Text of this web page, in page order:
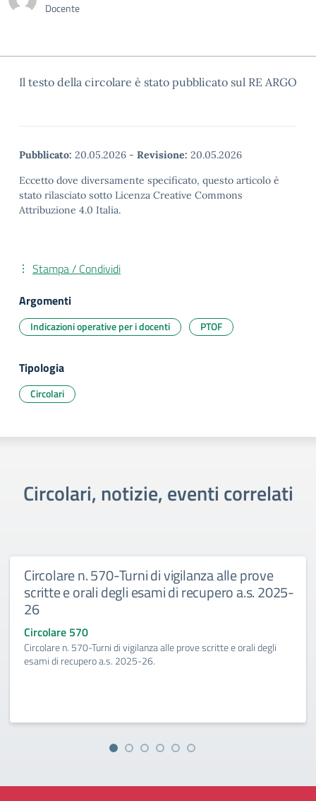
Docente
Il testo della circolare è stato pubblicato sul RE ARGO
Pubblicato: 20.05.2026 - Revisione: 20.05.2026
Eccetto dove diversamente specificato, questo articolo è
stato rilasciato sotto Licenza Creative Commons
Attribuzione 4.0 Italia.
Stampa / Condividi
Argomenti
Indicazioni operative per i docenti PTOF
Tipologia
Circolari
Circolari, notizie, eventi correlati
Circolare n. 570-Turni di vigilanza alle prove
scritte e orali degli esami di recupero a.s. 2025-
26
Circolare 570
Circolare n. 570-Turni di vigilanza alle prove scritte e orali degli
esami di recupero a.s. 2025-26.